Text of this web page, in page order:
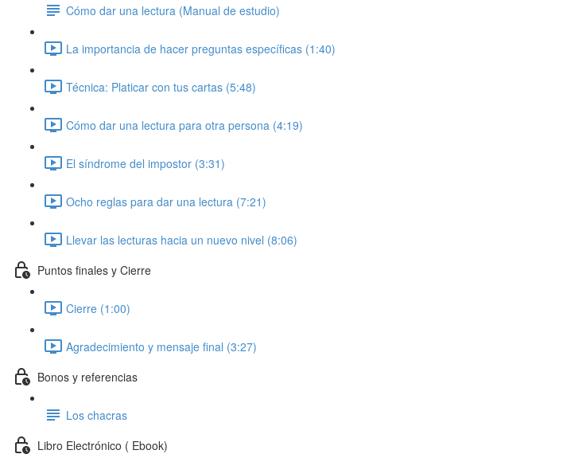
Cómo dar una lectura (Manual de estudio)
La importancia de hacer preguntas específicas (1:40)
Técnica: Platicar con tus cartas (5:48)
Cómo dar una lectura para otra persona (4:19)
El síndrome del impostor (3:31)
Ocho reglas para dar una lectura (7:21)
Llevar las lecturas hacia un nuevo nivel (8:06)
Puntos finales y Cierre
Cierre (1:00)
Agradecimiento y mensaje final (3:27)
Bonos y referencias
Los chacras
Libro Electrónico ( Ebook)